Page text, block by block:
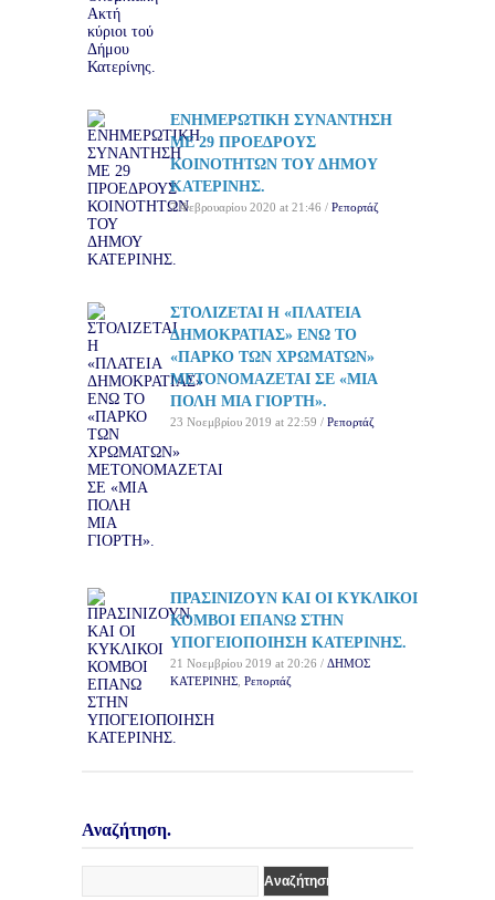
ΕΝΗΜΕΡΩΤΙΚΗ ΣΥΝΑΝΤΗΣΗ
ΜΕ 29 ΠΡΟΕΔΡΟΥΣ
ΚΟΙΝΟΤΗΤΩΝ ΤΟΥ ΔΗΜΟΥ
ΚΑΤΕΡΙΝΗΣ.
7 Φεβρουαρίου 2020 at 21:46 / Ρεπορτάζ
ΣΤΟΛΙΖΕΤΑΙ Η «ΠΛΑΤΕΙΑ
ΔΗΜΟΚΡΑΤΙΑΣ» ΕΝΩ ΤΟ
«ΠΑΡΚΟ ΤΩΝ ΧΡΩΜΑΤΩΝ»
ΜΕΤΟΝΟΜΑΖΕΤΑΙ ΣΕ «ΜΙΑ
ΠΟΛΗ ΜΙΑ ΓΙΟΡΤΗ».
23 Νοεμβρίου 2019 at 22:59 / Ρεπορτάζ
ΠΡΑΣΙΝΙΖΟΥΝ ΚΑΙ ΟΙ ΚΥΚΛΙΚΟΙ
ΚΟΜΒΟΙ ΕΠΑΝΩ ΣΤΗΝ
ΥΠΟΓΕΙΟΠΟΙΗΣΗ ΚΑΤΕΡΙΝΗΣ.
21 Νοεμβρίου 2019 at 20:26 / ΔΗΜΟΣ
ΚΑΤΕΡΙΝΗΣ Ρεπορτάζ
Αναζήτηση.